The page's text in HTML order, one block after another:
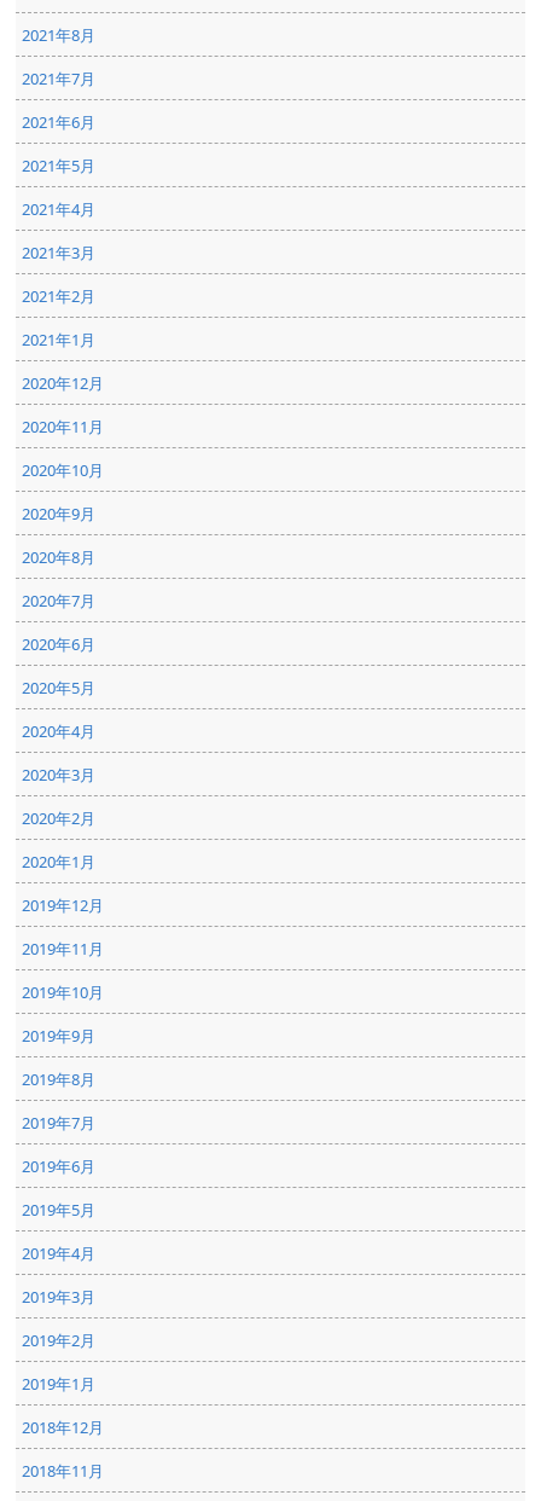
2021年8月
2021年7月
2021年6月
2021年5月
2021年4月
2021年3月
2021年2月
2021年1月
2020年12月
2020年11月
2020年10月
2020年9月
2020年8月
2020年7月
2020年6月
2020年5月
2020年4月
2020年3月
2020年2月
2020年1月
2019年12月
2019年11月
2019年10月
2019年9月
2019年8月
2019年7月
2019年6月
2019年5月
2019年4月
2019年3月
2019年2月
2019年1月
2018年12月
2018年11月